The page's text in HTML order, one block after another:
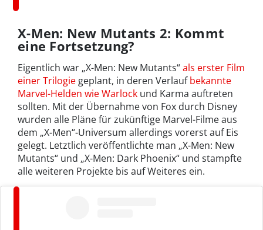
X-Men: New Mutants 2: Kommt
eine Fortsetzung?
Eigentlich war „X-Men: New Mutants“als erster Film
einer Trilogie geplant, in deren Verlaufbekannte
Marvel-Helden wie Warlock und Karma auftreten
sollten. Mit der Übernahme von Fox durch Disney
wurden alle Pläne für zukünftige Marvel-Filme aus
dem „X-Men“-Universum allerdings vorerst auf Eis
gelegt. Letztlich veröffentlichte man „X-Men: New
Mutants“ und „X-Men: Dark Phoenix“ und stampfte
alle weiteren Projekte bis auf Weiteres ein.